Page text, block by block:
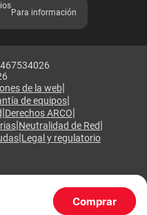
Comprar
Para información
de la web|
de equipos|
|Derechos ARCO|
|Neutralidad de Red|
|Legal y regulatorio